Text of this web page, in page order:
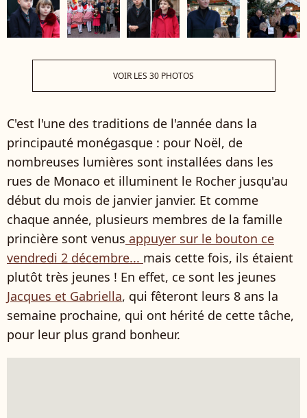
VOIR LES 30 PHOTOS
C'est l'une des traditions de l'année dans la
principauté monégasque : pour Noël, de
nombreuses lumières sont installées dans les
rues de Monaco et illuminent le Rocher jusqu'au
début du mois de janvier janvier. Et comme
chaque année, plusieurs membres de la famille
princière sont venus appuyer sur le bouton ce
vendredi 2 décembre... mais cette fois, ils étaient
plutôt très jeunes ! En effet, ce sont les jeunes
Jacques et Gabriella, qui fêteront leurs 8 ans la
semaine prochaine, qui ont hérité de cette tâche,
pour leur plus grand bonheur.